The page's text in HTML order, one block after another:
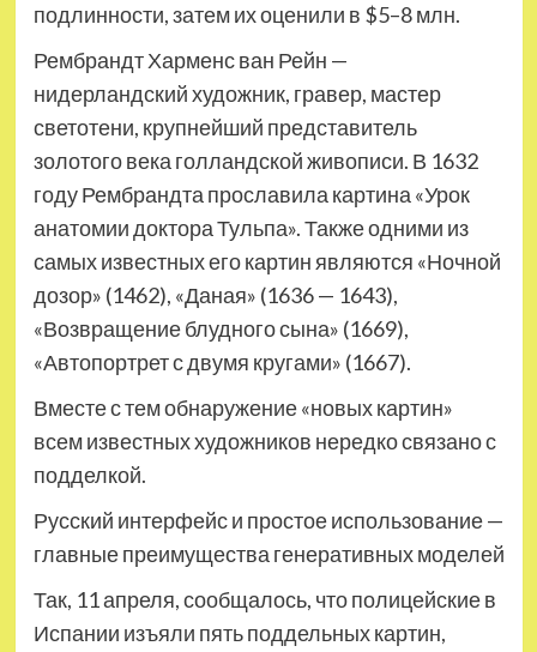
подлинности, затем их оценили в $5–8 млн.
Рембрандт Харменс ван Рейн —
нидерландский художник, гравер, мастер
светотени, крупнейший представитель
золотого века голландской живописи. В 1632
году Рембрандта прославила картина «Урок
анатомии доктора Тульпа». Также одними из
самых известных его картин являются «Ночной
дозор» (1462), «Даная» (1636 — 1643),
«Возвращение блудного сына» (1669),
«Автопортрет с двумя кругами» (1667).
Вместе с тем обнаружение «новых картин»
всем известных художников нередко связано с
подделкой.
Русский интерфейс и простое использование —
главные преимущества генеративных моделей
Так, 11 апреля, сообщалось, что полицейские в
Испании изъяли пять поддельных картин,